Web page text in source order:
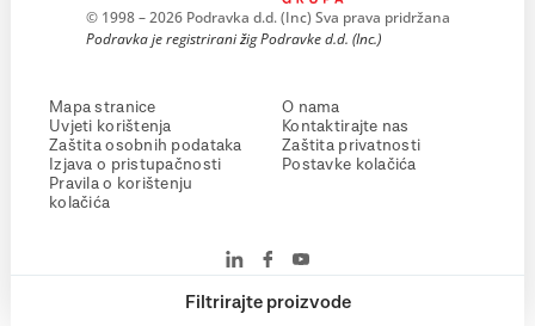
Filtrirajte proizvode
© 1998 – 2026 Podravka d.d. (Inc) Sva prava pridržana
Podravka je registrirani žig Podravke d.d. (Inc.)
Mapa stranice
Uvjeti korištenja
Zaštita osobnih podataka
Izjava o pristupačnosti
Pravila o korištenju
kolačića
O nama
Kontaktirajte nas
Zaštita privatnosti
Postavke kolačića